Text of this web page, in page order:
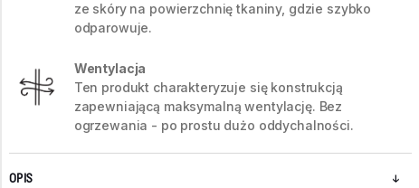
ze skóry na powierzchnię tkaniny, gdzie szybko
odparowuje.
Wentylacja
Ten produkt charakteryzuje się konstrukcją
zapewniającą maksymalną wentylację. Bez
ogrzewania - po prostu dużo oddychalności.
OPIS